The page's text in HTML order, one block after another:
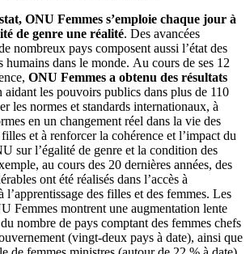
ONU Femmes s’emploie chaque jour à
de genre une réalité. Des avancées
nombreux pays composent aussi l’état des
humains dans le monde. Au cours de ses 12
ONU Femmes a obtenu des résultats
aidant les pouvoirs publics dans plus de 110
les normes et standards internationaux, à
en un changement réel dans la vie des
et à renforcer la cohérence et l’impact du
sur l’égalité de genre et la condition des
au cours des 20 dernières années, des
ont été réalisés dans l’accès à
l’apprentissage des filles et des femmes. Les
Femmes montrent une augmentation lente
nombre de pays comptant des femmes chefs
(vingt-deux pays à date), ainsi que